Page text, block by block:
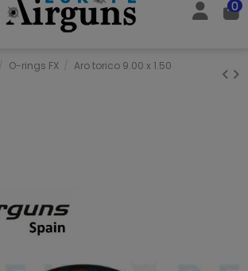
0
O-rings FX
Aro torico 9.00 x 1.50